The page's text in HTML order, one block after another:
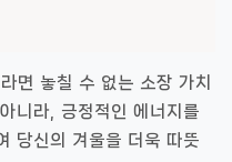
면 놓칠 수 없는 소장 가치
니라, 긍정적인 에너지를
당신의 겨울을 더욱 따뜻